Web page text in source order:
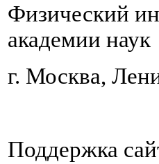
Физический
академии наук
г. Москва,
Поддержка